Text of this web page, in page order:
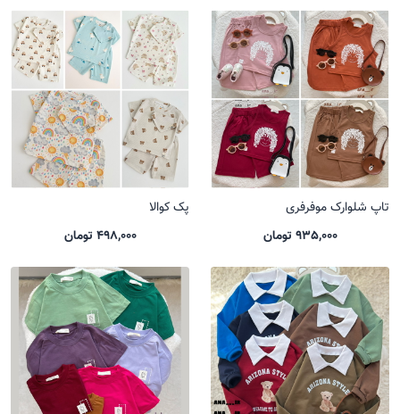
تاپ شلوارک موفرفری
935,000 تومان
پک کوالا
498,000 تومان